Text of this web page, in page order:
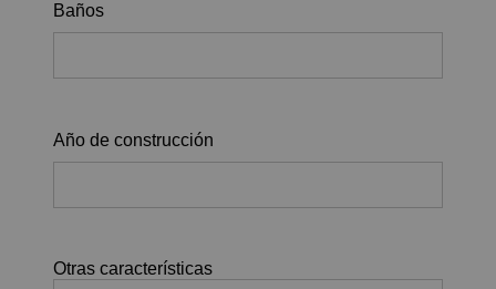
Baños
Año de construcción
Otras características